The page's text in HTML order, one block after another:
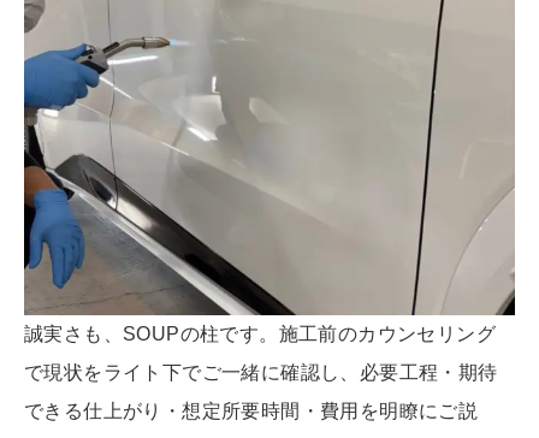
誠実さも、SOUPの柱です。施工前のカウンセリング
で現状をライト下でご一緒に確認し、必要工程・期待
できる仕上がり・想定所要時間・費用を明瞭にご説